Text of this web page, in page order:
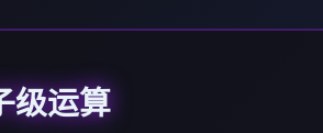
级运算